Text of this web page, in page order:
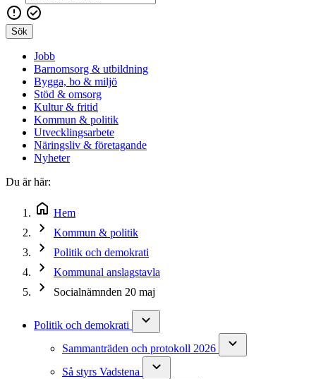
Sök
Jobb
Barnomsorg & utbildning
Bygga, bo & miljö
Stöd & omsorg
Kultur & fritid
Kommun & politik
Utvecklingsarbete
Näringsliv & företagande
Nyheter
Du är här:
Hem
Kommun & politik
Politik och demokrati
Kommunal anslagstavla
Socialnämnden 20 maj
Politik och demokrati
Sammanträden och protokoll 2026
Så styrs Vadstena